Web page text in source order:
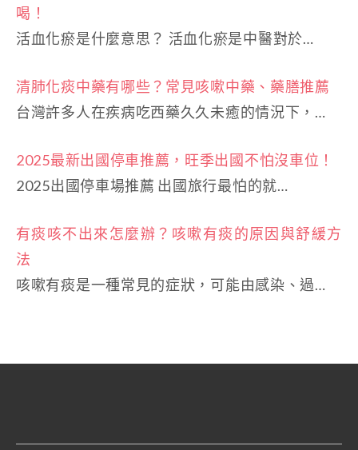
喝！
活血化瘀是什麼意思？ 活血化瘀是中醫對於…
清肺化痰中藥有哪些？常見咳嗽中藥、藥膳推薦
台灣許多人在疾病吃西藥久久未癒的情況下，…
2025最新出國停車推薦，旺季出國不怕沒車位！
2025出國停車場推薦 出國旅行最怕的就…
有痰咳不出來怎麼辦？咳嗽有痰的原因與舒緩方
法
咳嗽有痰是一種常見的症狀，可能由感染、過…